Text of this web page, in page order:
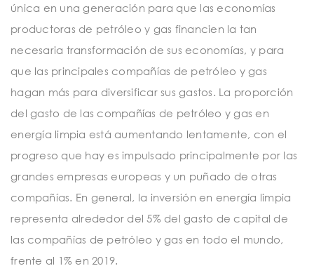
única en una generación para que las economías
productoras de petróleo y gas financien la tan
necesaria transformación de sus economías, y para
que las principales compañías de petróleo y gas
hagan más para diversificar sus gastos. La proporción
del gasto de las compañías de petróleo y gas en
energía limpia está aumentando lentamente, con el
progreso que hay es impulsado principalmente por las
grandes empresas europeas y un puñado de otras
compañías. En general, la inversión en energía limpia
representa alrededor del 5% del gasto de capital de
las compañías de petróleo y gas en todo el mundo,
frente al 1% en 2019.